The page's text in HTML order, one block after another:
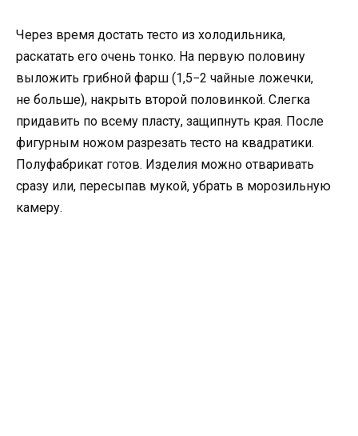
Через время достать тесто из холодильника,
раскатать его очень тонко. На первую половину
выложить грибной фарш (1,5−2 чайные ложечки,
не больше), накрыть второй половинкой. Слегка
придавить по всему пласту, защипнуть края. После
фигурным ножом разрезать тесто на квадратики.
Полуфабрикат готов. Изделия можно отваривать
сразу или, пересыпав мукой, убрать в морозильную
камеру.